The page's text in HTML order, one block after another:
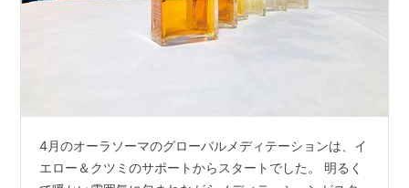
4月のオーラソーマのグローバルメディテーションは、イ
エロー＆クツミのサポートからスタートでした。 明るく